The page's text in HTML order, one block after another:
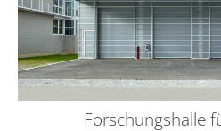
Forschungshalle